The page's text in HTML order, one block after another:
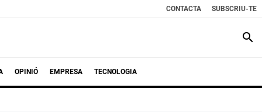
CONTACTA SUBSCRIU-TE
search
OPINIÓ EMPRESA TECNOLOGIA